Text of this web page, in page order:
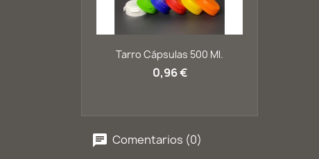
Vista rápida
Tarro Cápsulas 500 Ml.
0,96 €
Comentarios (0)